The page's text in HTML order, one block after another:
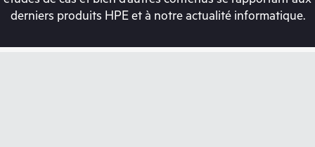
Votre panier est
derniers produits HPE et à notre actualité informatique.